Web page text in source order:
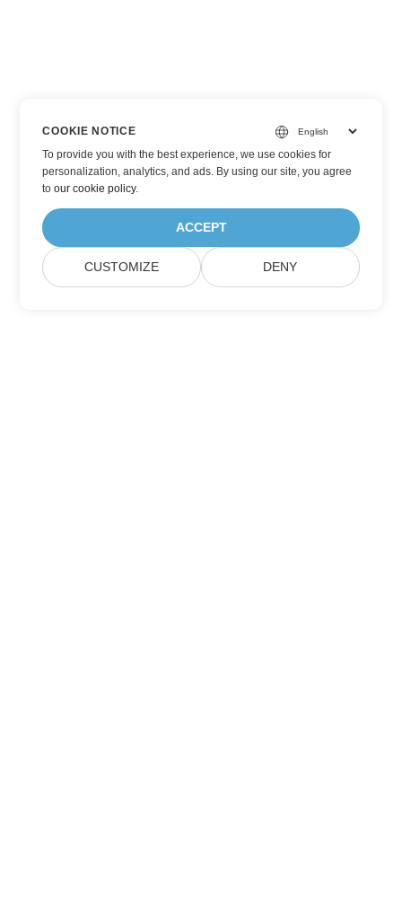
COOKIE NOTICE
To provide you with the best experience, we use cookies for
personalization, analytics, and ads. By using our site, you agree
toour cookie policy.
ACCEPT
CUSTOMIZE DENY